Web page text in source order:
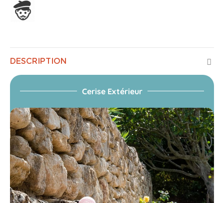
DESCRIPTION
Cerise Extérieur